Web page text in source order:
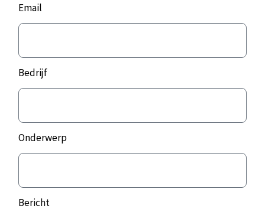
Email
Bedrijf
Onderwerp
Bericht